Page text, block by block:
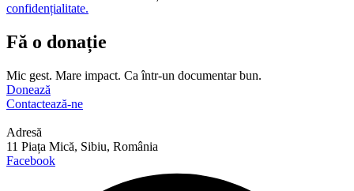
confidențialitate.
Fă o donație
Mic gest. Mare impact. Ca într-un documentar bun.
Donează
Contactează-ne
Adresă
11 Piața Mică, Sibiu, România
Facebook